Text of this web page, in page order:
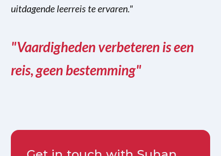
uitdagende leerreis te ervaren."
"Vaardigheden verbeteren is een
reis, geen bestemming"